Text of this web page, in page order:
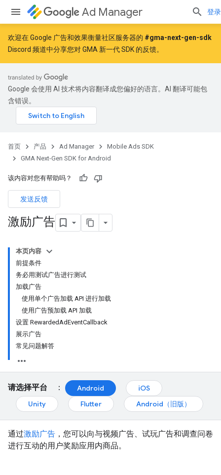
Ad Manager 登录
欢迎在 Google 广告和效果衡量社区服务器的 #gma-next-gen-sdk
Discord 频道中分享您对 GMA 新一代 SDK 的反馈。
Google 会使用 AI 技术将内容翻译成您偏好的语言。AI 翻译可能包
含错误。
首页 产品 Ad Manager
Mobile Ads SDK
GMA Next-Gen SDK for Android
该内容对您有帮助吗？
发送反馈
激励广告
本页内容
前提条件
务必用测试广告进行测试
加载广告
使用单个广告加载 API 进行加载
使用广告预加载 API 加载
设置 RewardedAdEventCallback
展示广告
常见问题解答
请选择平台 ： Android
iOS
Unity
Flutter Android（旧版）
通过激励广告 ，您可以向与视频广告、试玩广告和调查问卷
进行互动的用户奖励应用内商品。